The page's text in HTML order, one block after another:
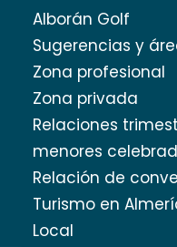
Alborán Golf
Sugerencias y
Zona profesional
Zona privada
Relaciones
menores
Relación de
Turismo en
Local